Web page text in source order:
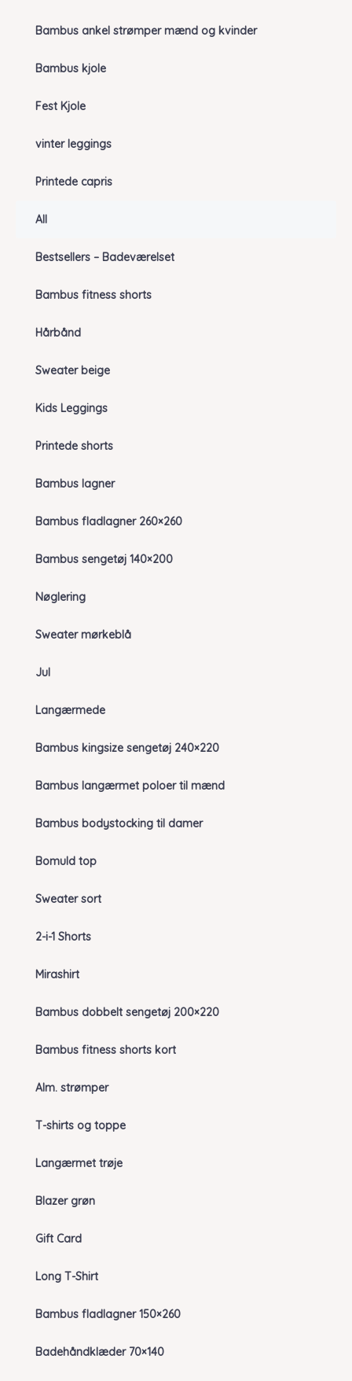
Bambus ankel strømper mænd og kvinder
Bambus kjole
Fest Kjole
vinter leggings
Printede capris
All
Bestsellers – Badeværelset
Bambus fitness shorts
Hårbånd
Sweater beige
Kids Leggings
Printede shorts
Bambus lagner
Bambus fladlagner 260×260
Bambus sengetøj 140×200
Nøglering
Sweater mørkeblå
Jul
Langærmede
Bambus kingsize sengetøj 240×220
Bambus langærmet poloer til mænd
Bambus bodystocking til damer
Bomuld top
Sweater sort
2-i-1 Shorts
Mirashirt
Bambus dobbelt sengetøj 200×220
Bambus fitness shorts kort
Alm. strømper
T-shirts og toppe
Langærmet trøje
Blazer grøn
Gift Card
Long T-Shirt
Bambus fladlagner 150×260
Badehåndklæder 70×140